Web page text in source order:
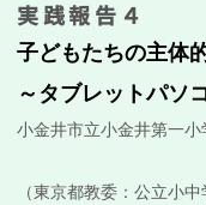
実践報告４
子どもたちの主体
～タブレットパソ
小金井市立小金井第一
教諭 尾
（東京都教委：公立小